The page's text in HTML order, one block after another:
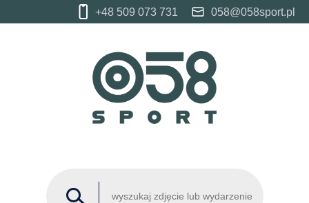
+48 509 073 731 058@058sport.pl